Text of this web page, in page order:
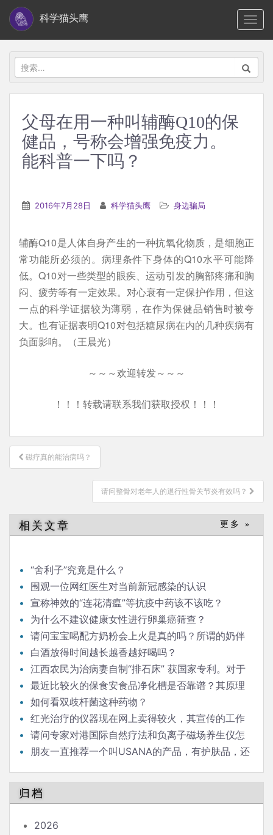
i
科学猫头鹰
搜
索：
父母在用一种叫辅酶Q10的保
健品，号称会增强免疫力。
能科普一下吗？
2016年7月28日 科学猫头鹰 身边骗局
辅酶Q10是人体自身产生的一种抗氧化物质，是细胞正
常功能所必须的。病理条件下身体的Q10水平可能降
低。Q10对一些类型的眼疾、运动引发的胸部疼痛和胸
闷、疲劳等有一定效果。对心衰有一定保护作用，但这
一点的科学证据较为薄弱，在作为保健品销售时被夸
大。也有证据表明Q10对包括糖尿病在内的几种疾病有
负面影响。（王晨光）
～～～欢迎转发～～～
！！！转载请联系我们获取授权！！！
文
章
磁疗真的能治病吗？
请问整骨对老年人的退行性骨关节炎有效吗？
相关文章 更多 »
“舍利子”究竟是什么？
围观一位网红医生对当前新冠感染的认识
宣称神效的“连花清瘟”等抗疫中药该不该吃？
为什么不建议健康女性进行卵巢癌筛查？
请问宝宝喝配方奶粉会上火是真的吗？所谓的奶伴
侣“清伙灵”有效果吗？如果能清火，为什么不取名“清火
灵”？商家玩的是什么手段？
白酒放得时间越长越香越好喝吗？
江西农民为治病妻自制“排石床” 获国家专利。对于
肾结石，倒立排石，是否有科学依据？
最近比较火的保食安食品净化槽是否靠谱？其原理
是以水的裂解杀菌，水触媒消毒。请问是否有科学依
据？
如何看双歧杆菌这种药物？
红光治疗的仪器现在网上卖得较火，其宣传的工作
原理科学吗？
请问专家对港国际自然疗法和负离子磁场养生仪怎
么看？
朋友一直推荐一个叫USANA的产品，有护肤品，还
吗？
归档
2026